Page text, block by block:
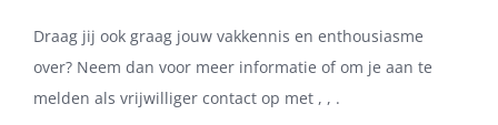
Draag jij ook graag jouw vakkennis en enthousiasme
over? Neem dan voor meer informatie of om je aan te
melden als vrijwilliger contact op met , , .